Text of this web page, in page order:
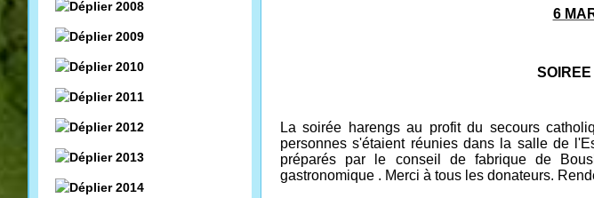
2008
2009
2010
2011
2012
2013
2014
6
La soirée harengs au profit du secours
personnes s'étaient réunies dans la salle de
préparés par le conseil de fabrique de
gastronomique . Merci à tous les donateurs.